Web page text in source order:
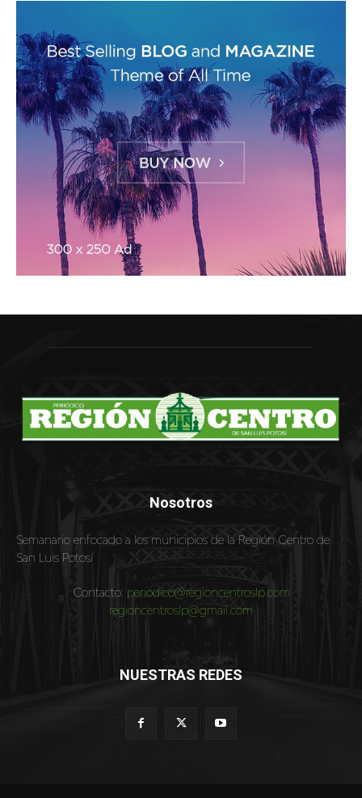
Nosotros
Semanario enfocado a los municipios de la Región Centro de
San Luis Potosí
Contacto: periodico@regioncentroslp.com
regioncentroslp@gmail.com
NUESTRAS REDES